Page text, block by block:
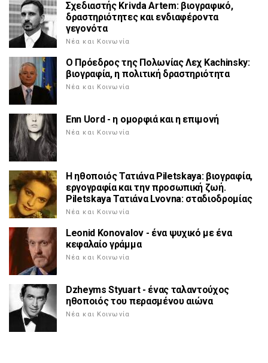
Σχεδιαστής Krivda Artem: βιογραφικό,
δραστηριότητες και ενδιαφέροντα
γεγονότα
Νέα και Κοινωνία
Ο Πρόεδρος της Πολωνίας Λεχ Kachinsky:
βιογραφία, η πολιτική δραστηριότητα
Νέα και Κοινωνία
Enn Uord - η ομορφιά και η επιμονή
Νέα και Κοινωνία
Η ηθοποιός Τατιάνα Piletskaya: βιογραφία,
εργογραφία και την προσωπική ζωή.
Piletskaya Τατιάνα Lvovna: σταδιοδρομίας
Νέα και Κοινωνία
Leonid Konovalov - ένα ψυχικό με ένα
κεφαλαίο γράμμα
Νέα και Κοινωνία
Dzheyms Styuart - ένας ταλαντούχος
ηθοποιός του περασμένου αιώνα
Νέα και Κοινωνία